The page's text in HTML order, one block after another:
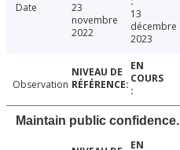
Date
23
novembre
2022
13
décembre
2023
Observation
Maintain public confidence.